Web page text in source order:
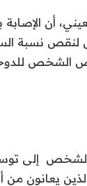
أن الإصابة
لنقص نسبة
للدوخة
إلى توسع
يعانون من